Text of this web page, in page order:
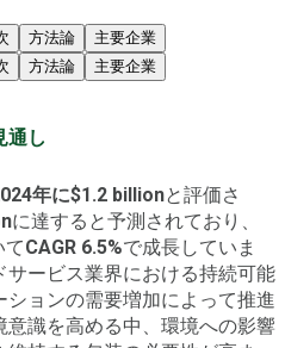
方法論
主要企業
方法論
主要企業
通し
年に$1.2 billionと評価さ
に達すると予測されており、
CAGR 6.5%で成長していま
ービス業界における持続可能
ョンの需要増加によって推進
意識を高める中、環境への影響